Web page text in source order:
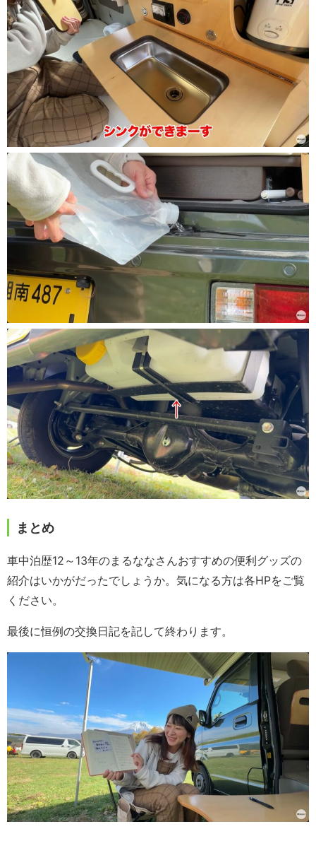
まとめ
車中泊歴12～13年のまるななさんおすすめの便利グッズの
紹介はいかがだったでしょうか。気になる方は各HPをご覧
ください。
最後に恒例の交換日記を記して終わります。